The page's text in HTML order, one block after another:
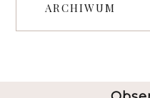
ARCHIWUM